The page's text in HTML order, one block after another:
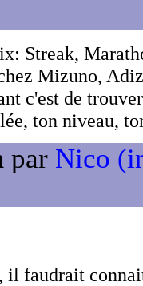
Streak,
Mizuno,
c'est de
ton niveau,
par Nico
il faudrait